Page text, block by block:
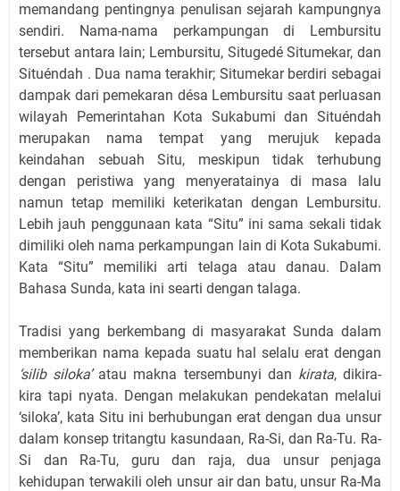
memandang pentingnya penulisan sejarah kampungnya
sendiri. Nama-nama perkampungan di Lembursitu
tersebut antara lain; Lembursitu, Situgedé Situmekar, dan
Situéndah . Dua nama terakhir; Situmekar berdiri sebagai
dampak dari pemekaran désa Lembursitu saat perluasan
wilayah Pemerintahan Kota Sukabumi dan Situéndah
merupakan nama tempat yang merujuk kepada
keindahan sebuah Situ, meskipun tidak terhubung
dengan peristiwa yang menyeratainya di masa lalu
namun tetap memiliki keterikatan dengan Lembursitu.
Lebih jauh penggunaan kata “Situ” ini sama sekali tidak
dimiliki oleh nama perkampungan lain di Kota Sukabumi.
Kata “Situ” memiliki arti telaga atau danau. Dalam
Bahasa Sunda, kata ini searti dengan talaga.
Tradisi yang berkembang di masyarakat Sunda dalam
memberikan nama kepada suatu hal selalu erat dengan
‘silib siloka’ atau makna tersembunyi dan kirata, dikira-
kira tapi nyata. Dengan melakukan pendekatan melalui
‘siloka’, kata Situ ini berhubungan erat dengan dua unsur
dalam konsep tritangtu kasundaan, Ra-Si, dan Ra-Tu. Ra-
Si dan Ra-Tu, guru dan raja, dua unsur penjaga
kehidupan terwakili oleh unsur air dan batu, unsur Ra-Ma